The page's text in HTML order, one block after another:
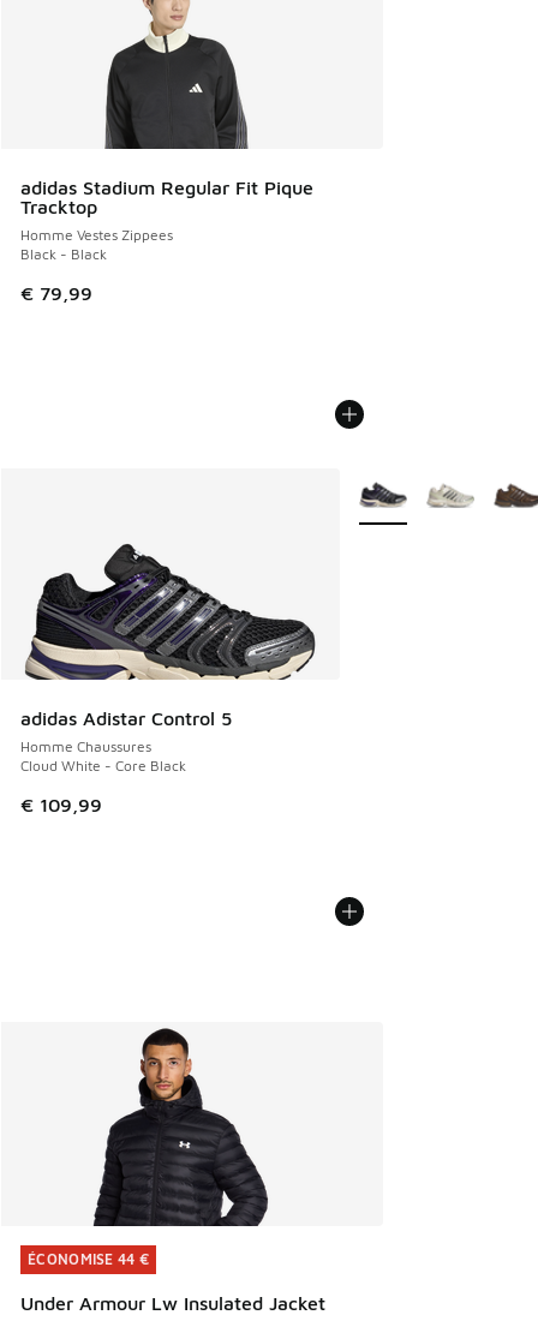
adidas Stadium Regular Fit Pique
Tracktop
Homme Vestes Zippees
Black - Black
€ 79,99
adidas Adistar Control 5
Homme Chaussures
Cloud White - Core Black
€ 109,99
Plus de couleurs
ÉCONOMISE 44 €
Under Armour Lw Insulated Jacket
ÉCONOMISE 44 €